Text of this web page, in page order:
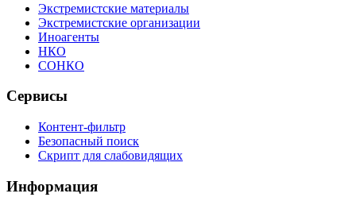
Экстремистские материалы
Экстремистские организации
Иноагенты
НКО
СОНКО
Сервисы
Контент-фильтр
Безопасный поиск
Скрипт для слабовидящих
Информация